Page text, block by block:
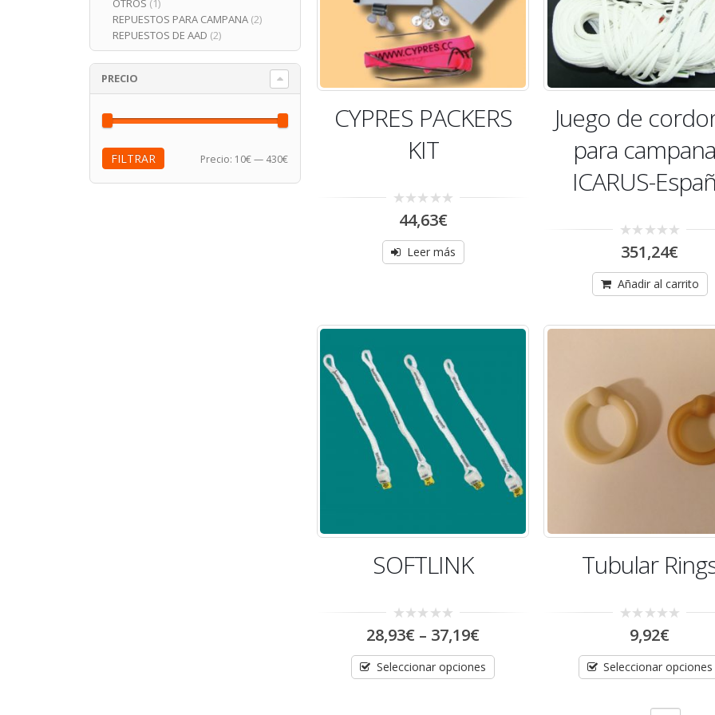
CYPRES PACKERS
KIT
out44,63€
Leer más
Juego de
para
ICARUS-
out
351,24€
Añadir al carrito
SOFTLINK
0
out
5
28,93€ – 37,19€
Seleccionar opciones
Tubular
out
5
9,92€
Seleccionar opciones
OTROS (1)
REPUESTOS PARA CAMPANA (2)
REPUESTOS DE AAD (2)
PRECIO
FILTRAR Precio: 10€— 430€